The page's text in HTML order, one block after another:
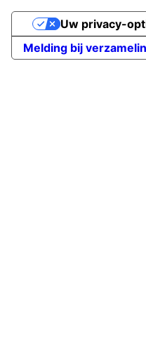
Melding bij
Uw privacy-